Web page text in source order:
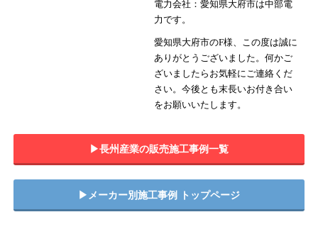
電力会社：愛知県大府市は中部電
力です。
愛知県大府市のF様、この度は誠に
ありがとうございました。何かご
ざいましたらお気軽にご連絡くだ
さい。今後とも末長いお付き合い
をお願いいたします。
▶︎長州産業の販売施工事例一覧
▶︎メーカー別施工事例 トップページ